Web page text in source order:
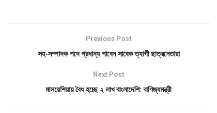
Previous Post
সহ-সম্পাদক পদে প্রধান্য পাবেন সাবেক ত্যাগী ছাত্রনেতারা
Next Post
মালয়েশিয়ায় বৈধ হচ্ছে ২ লাখ বাংলাদেশি: বাণিজ্যমন্ত্রী